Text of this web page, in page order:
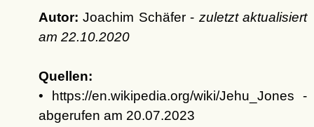
Autor: Joachim Schäfer - zuletzt aktualisiert
am 22.10.2020
Quellen:
• https://en.wikipedia.org/wiki/Jehu_Jones -
abgerufen am 20.07.2023